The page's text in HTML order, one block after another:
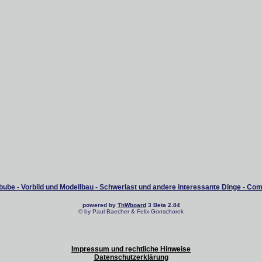
- Vorbild und Modellbau - Schwerlast und andere interessante Dinge -
powered by ThWboard3 Beta 2.84
© by Paul Baecher & Felix Gonschorek
Impressum und rechtliche Hinweise
Datenschutzerklärung